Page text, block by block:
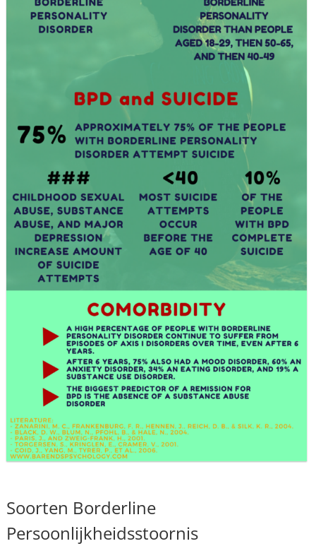
Soorten Borderline
Persoonlijkheidsstoornis